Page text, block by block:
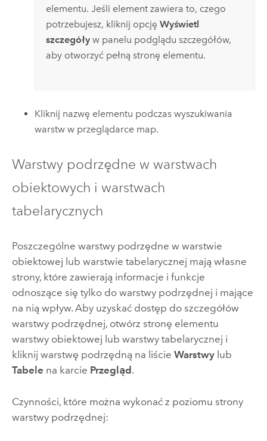
elementu. Jeśli element zawiera to, czego
potrzebujesz, kliknij opcję Wyświetl
szczegóływ panelu podglądu szczegółów,
aby otworzyć pełną stronę elementu.
Kliknij nazwę elementu podczas wyszukiwania
warstw w przeglądarce map.
Warstwy podrzędne w warstwach
obiektowych i warstwach
tabelarycznych
Poszczególne warstwy podrzędne w warstwie
obiektowej lub warstwie tabelarycznej mają własne
strony, które zawierają informacje i funkcje
odnoszące się tylko do warstwy podrzędnej i mające
na nią wpływ. Aby uzyskać dostęp do szczegółów
warstwy podrzędnej, otwórz stronę elementu
warstwy obiektowej lub warstwy tabelarycznej i
kliknij warstwę podrzędną na liście Warstwylub
Tabele na karcie Przegląd .
Czynności, które można wykonać z poziomu strony
warstwy podrzędnej: